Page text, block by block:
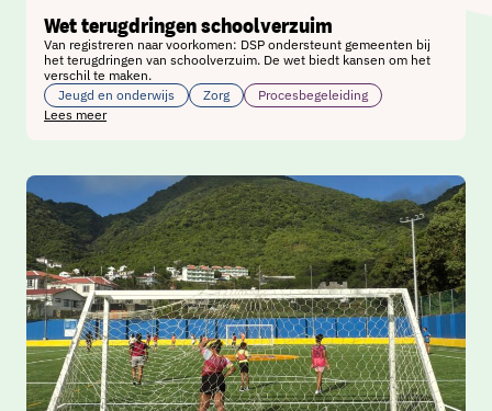
Wet terugdringen schoolverzuim
Van registreren naar voorkomen: DSP ondersteunt gemeenten bij
het terugdringen van schoolverzuim. De wet biedt kansen om het
verschil te maken.
Jeugd en onderwijs
Zorg
Procesbegeleiding
Lees meer